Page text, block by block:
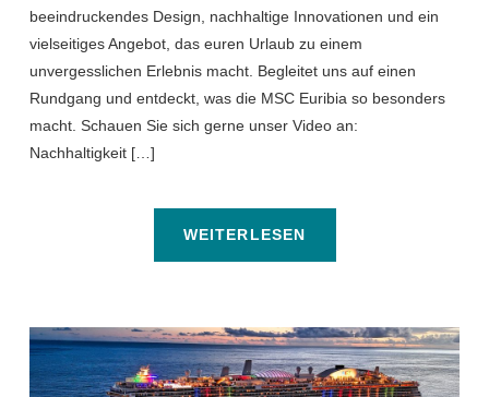
beeindruckendes Design, nachhaltige Innovationen und ein
vielseitiges Angebot, das euren Urlaub zu einem
unvergesslichen Erlebnis macht. Begleitet uns auf einen
Rundgang und entdeckt, was die MSC Euribia so besonders
macht. Schauen Sie sich gerne unser Video an:
Nachhaltigkeit […]
WEITERLESEN